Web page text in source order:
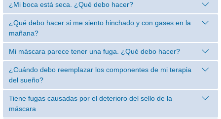
¿Mi boca está seca. ¿Qué debo hacer?
¿Qué debo hacer si me siento hinchado y con gases en la
mañana?
Mi máscara parece tener una fuga. ¿Qué debo hacer?
¿Cuándo debo reemplazar los componentes de mi terapia
del sueño?
Tiene fugas causadas por el deterioro del sello de la
máscara